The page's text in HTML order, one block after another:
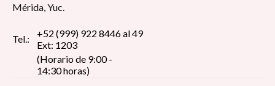
Mérida, Yuc.
Tel.:
+52 (999) 922 8446 al 49
Ext: 1203
(Horario de 9:00 -
14:30 horas)